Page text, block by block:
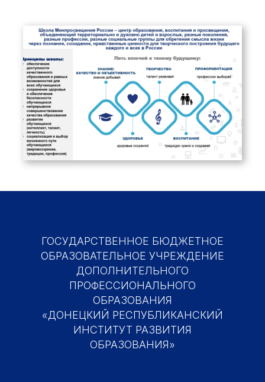
ГОСУДАРСТВЕННОЕ БЮДЖЕТНОЕ
ОБРАЗОВАТЕЛЬНОЕ УЧРЕЖДЕНИЕ
ДОПОЛНИТЕЛЬНОГО
ПРОФЕССИОНАЛЬНОГО
ОБРАЗОВАНИЯ
«ДОНЕЦКИЙ РЕСПУБЛИКАНСКИЙ
ИНСТИТУТ РАЗВИТИЯ
ОБРАЗОВАНИЯ»